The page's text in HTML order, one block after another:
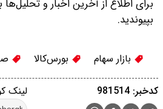
برای اطلاع از آخرین اخبار و
بپیوندید.
بازار سهام بورس‌کالا
لینک کدخبر: 981514